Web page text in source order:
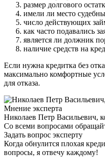
размер долгового
имели ли место
число действующих
как часто подавались
является ли должник
наличие средств на
Если нужна кредитка без
максимально комфортные
для отказа.
Мнение эксперта
Николаев Петр Васильевич,
Со всеми вопросами
Задать вопрос эксперту
Когда обнулится плохая
вопросы, я отвечу каждому!